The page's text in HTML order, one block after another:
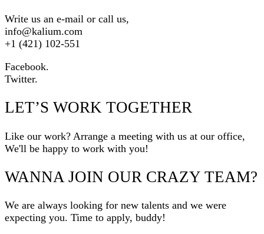
Write us an e-mail or call us,
info@kalium.com
+1 (421) 102-551
Facebook.
Twitter.
LET’S WORK TOGETHER
Like our work? Arrange a meeting with us at our office,
We'll be happy to work with you!
WANNA JOIN OUR CRAZY TEAM?
We are always looking for new talents and we were
expecting you. Time to apply, buddy!